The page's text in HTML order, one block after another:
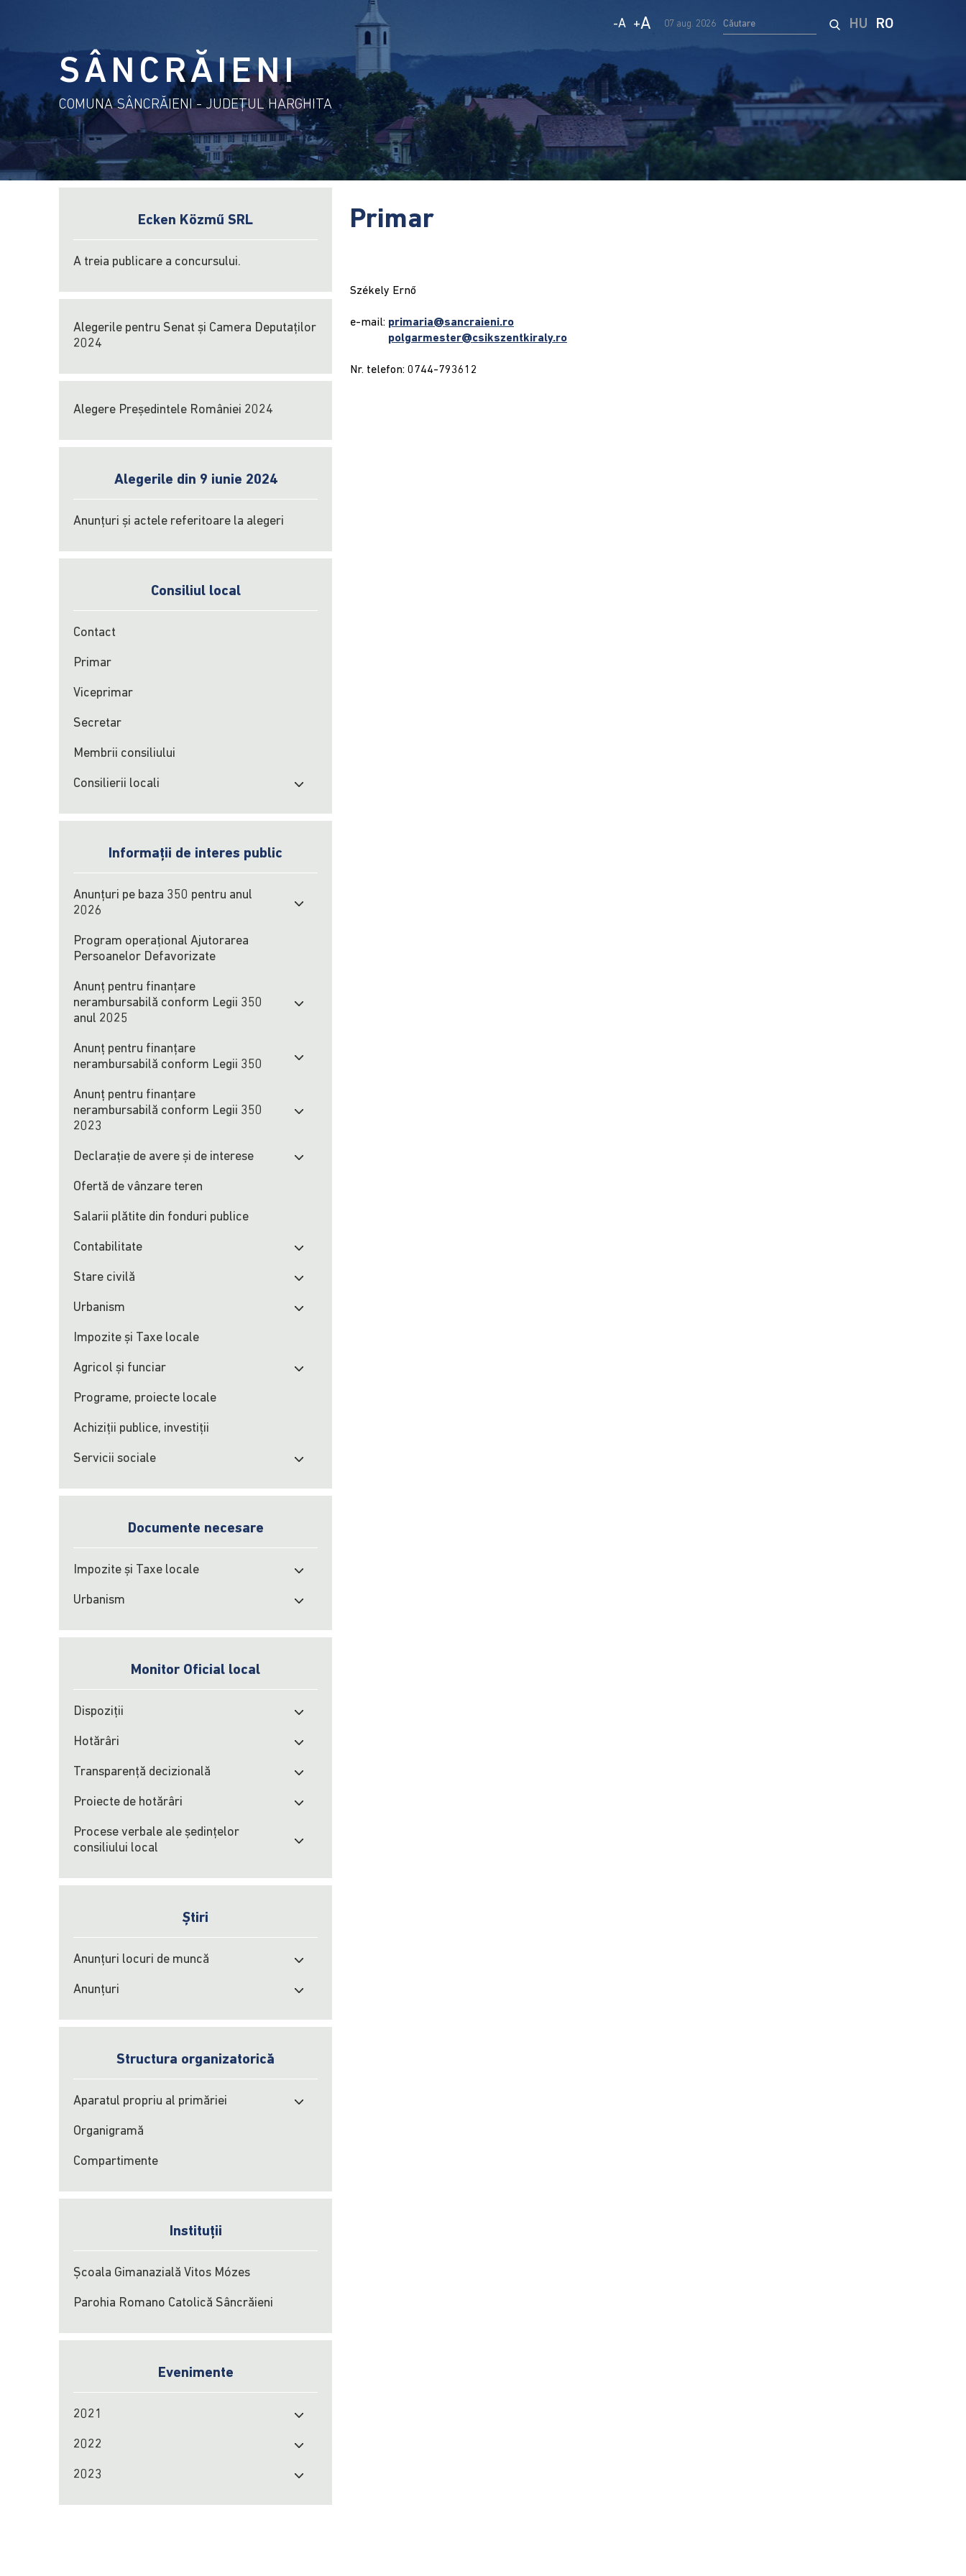
-A +A 07 aug. 2026 HU RO
SÂNCRĂIENI
COMUNA SÂNCRĂIENI - JUDEŢUL HARGHITA
Ecken Közmű SRL
A treia publicare a concursului.
Alegerile pentru Senat și Camera Deputaților
2024
Alegere Președintele României 2024
Alegerile din 9 iunie 2024
Anunțuri și actele referitoare la alegeri
Consiliul local
Contact
Primar
Viceprimar
Secretar
Membrii consiliului
Consilierii locali
Informații de interes public
Anunțuri pe baza 350 pentru anul
2026
Program operațional Ajutorarea
Persoanelor Defavorizate
Anunț pentru finanțare
nerambursabilă conform Legii 350
anul 2025
Anunț pentru finanțare
nerambursabilă conform Legii 350
Anunț pentru finanțare
nerambursabilă conform Legii 350
2023
Declarație de avere și de interese
Ofertă de vânzare teren
Salarii plătite din fonduri publice
Contabilitate
Stare civilă
Urbanism
Impozite şi Taxe locale
Agricol şi funciar
Programe, proiecte locale
Achiziţii publice, investiţii
Servicii sociale
Documente necesare
Impozite şi Taxe locale
Urbanism
Monitor Oficial local
Dispoziții
Hotărâri
Transparență decizională
Proiecte de hotărâri
Procese verbale ale şedinţelor
consiliului local
Știri
Anunțuri locuri de muncă
Anunțuri
Structura organizatorică
Aparatul propriu al primăriei
Organigramă
Compartimente
Instituții
Școala Gimanazială Vitos Mózes
Parohia Romano Catolică Sâncrăieni
Evenimente
2021
2022
2023
Primar
Székely Ernő
e-mail: primaria@sancraieni.ro
polgarmester@csikszentkiraly.ro
Nr. telefon: 0744-793612